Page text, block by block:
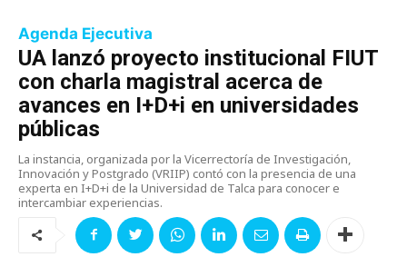
Agenda Ejecutiva
UA lanzó proyecto institucional FIUT
con charla magistral acerca de
avances en I+D+i en universidades
públicas
La instancia, organizada por la Vicerrectoría de Investigación,
Innovación y Postgrado (VRIIP) contó con la presencia de una
experta en I+D+i de la Universidad de Talca para conocer e
intercambiar experiencias.